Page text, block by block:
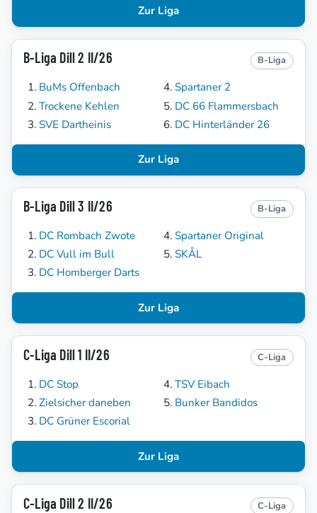
Zur Liga
B-Liga Dill 2 II/26 B-Liga
BuMs Offenbach
Trockene Kehlen
SVE Dartheinis
Spartaner 2
DC 66 Flammersbach
DC Hinterländer 26
Zur Liga
B-Liga Dill 3 II/26 B-Liga
DC Rombach Zwote
DC Vull im Bull
DC Homberger Darts
Spartaner Original
SKÅL
Zur Liga
C-Liga Dill 1 II/26 C-Liga
DC Stop
Zielsicher daneben
DC Grüner Escorial
TSV Eibach
Bunker Bandidos
Zur Liga
C-Liga Dill 2 II/26 C-Liga